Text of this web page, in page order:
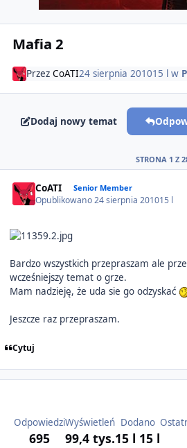
Mafia 2
Przez CoATI24 sierpnia 201015 l w
Dodaj nowy temat
STRONA 1 Z
CoATI Senior Member
Opublikowano24 sierpnia 201015 l
Bardzo wszystkich przepraszam ale
wcześniejszy temat o grze.
Mam nadzieję, że uda sie go odzyskać
Jeszcze raz przepraszam.
Cytuj
Odpowiedzi
695
Wyświetleń
99,4 tys.
Dodano
15 l 15 l